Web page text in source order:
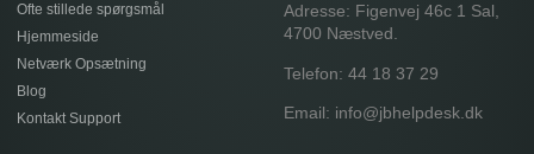
Ofte stillede spørgsmål
Hjemmeside
Netværk Opsætning
Blog
Kontakt Support
Adresse: Figenvej 46c 1 Sal,
4700 Næstved.
Telefon: 44 18 37 29
Email: info@jbhelpdesk.dk